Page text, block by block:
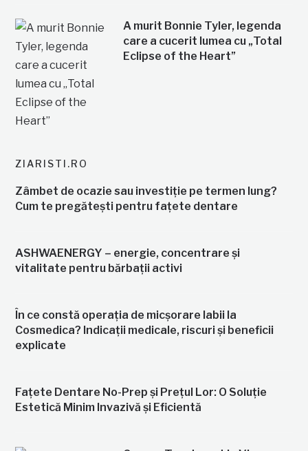
A murit Bonnie Tyler, legenda
care a cucerit lumea cu „Total
Eclipse of the Heart”
ZIARISTI.RO
Zâmbet de ocazie sau investiție pe termen lung?
Cum te pregătești pentru fațete dentare
ASHWAENERGY – energie, concentrare și
vitalitate pentru bărbații activi
În ce constă operația de micșorare labii la
Cosmedica? Indicații medicale, riscuri și beneficii
explicate
Fațete Dentare No-Prep și Prețul Lor: O Soluție
Estetică Minim Invazivă și Eficientă